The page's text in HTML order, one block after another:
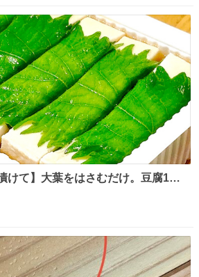
けて】大葉をはさむだけ。豆腐1
だけで味がしみ込み、さっぱりなの
と豆腐の漬けレシピです。 詳しく